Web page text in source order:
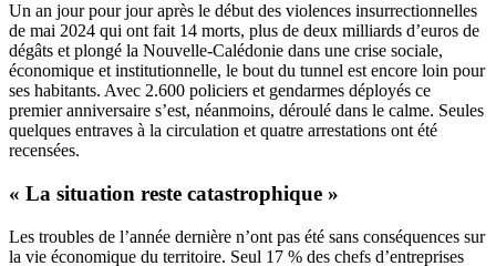
Un an jour pour jour après le début des violences insurrectionnelles
de mai 2024 qui ont fait 14 morts, plus de deux milliards d’euros de
dégâts et plongé la Nouvelle-Calédonie dans une crise sociale,
économique et institutionnelle, le bout du tunnel est encore loin pour
ses habitants. Avec 2.600 policiers et gendarmes déployés ce
premier anniversaire s’est, néanmoins, déroulé dans le calme. Seules
quelques entraves à la circulation et quatre arrestations ont été
recensées.
« La situation reste catastrophique »
Les troubles de l’année dernière n’ont pas été sans conséquences sur
la vie économique du territoire. Seul 17 % des chefs d’entreprises